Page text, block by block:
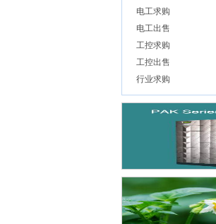
电工求购
电工出售
工控求购
工控出售
行业求购